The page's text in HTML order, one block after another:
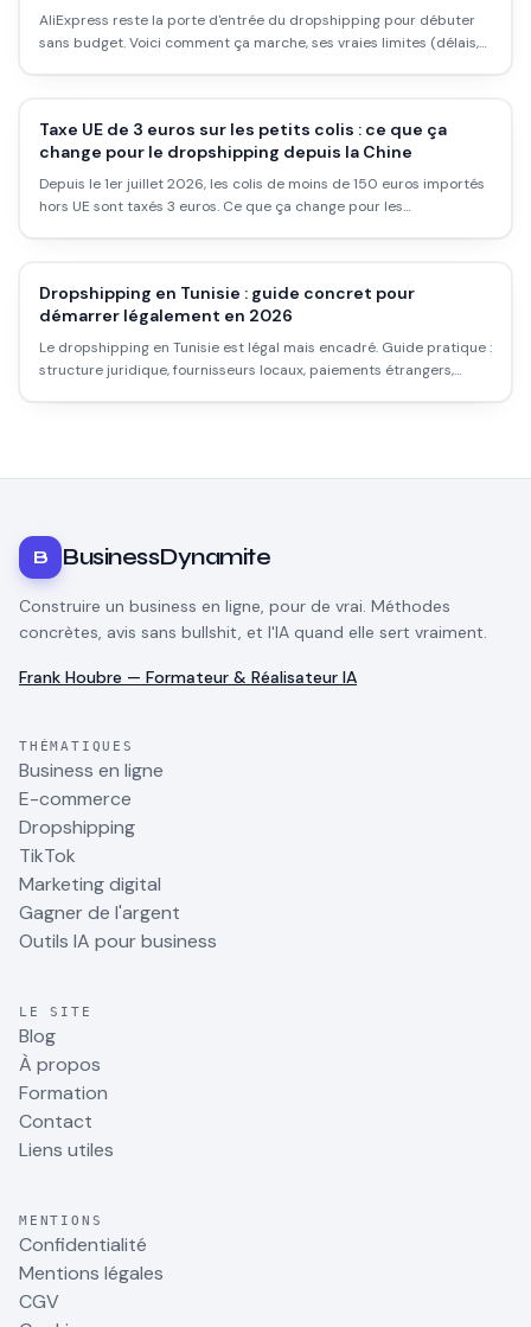
AliExpress reste la porte d'entrée du dropshipping pour débuter
sans budget. Voici comment ça marche, ses vraies limites (délais,
Taxe UE de 3 euros sur les petits colis : ce que ça
change pour le dropshipping depuis la Chine
Depuis le 1er juillet 2026, les colis de moins de 150 euros importés
hors UE sont taxés 3 euros. Ce que ça change pour les
Dropshipping en Tunisie : guide concret pour
démarrer légalement en 2026
Le dropshipping en Tunisie est légal mais encadré. Guide pratique :
structure juridique, fournisseurs locaux, paiements étrangers,
B BusinessDynamite
Construire un business en ligne, pour de vrai. Méthodes
concrètes, avis sans bullshit, et l'IA quand elle sert vraiment.
Frank Houbre — Formateur & Réalisateur IA
THÉMATIQUES
Business en ligne
E-commerce
Dropshipping
TikTok
Marketing digital
Gagner de l'argent
Outils IA pour business
LE SITE
Blog
À propos
Formation
Contact
Liens utiles
MENTIONS
Confidentialité
Mentions légales
CGV